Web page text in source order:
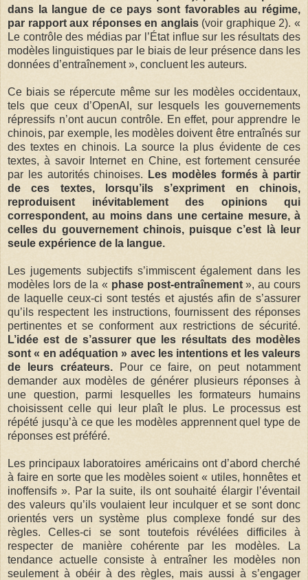
dans la langue de ce pays sont favorables au régime,
par rapport aux réponses en anglais(voir graphique 2). «
Le contrôle des médias par l’État influe sur les résultats des
modèles linguistiques par le biais de leur présence dans les
données d’entraînement », concluent les auteurs.
Ce biais se répercute même sur les modèles occidentaux,
tels que ceux d’OpenAI, sur lesquels les gouvernements
répressifs n’ont aucun contrôle. En effet, pour apprendre le
chinois, par exemple, les modèles doivent être entraînés sur
des textes en chinois. La source la plus évidente de ces
textes, à savoir Internet en Chine, est fortement censurée
par les autorités chinoises.
Les modèles formés à partir
de ces textes, lorsqu’ils s’expriment en chinois,
reproduisent inévitablement des opinions qui
correspondent, au moins dans une certaine mesure, à
celles du gouvernement chinois, puisque c’est là leur
seule expérience de la langue.
Les jugements subjectifs s’immiscent également dans les
modèles lors de la « phase post-entraînement», au cours
de laquelle ceux-ci sont testés et ajustés afin de s’assurer
qu’ils respectent les instructions, fournissent des réponses
pertinentes et se conforment aux restrictions de sécurité.
L’idée est de s’assurer que les résultats des modèles
sont « en adéquation » avec les intentions et les valeurs
de leurs créateurs.
Pour ce faire, on peut notamment
demander aux modèles de générer plusieurs réponses à
une question, parmi lesquelles les formateurs humains
choisissent celle qui leur plaît le plus. Le processus est
répété jusqu’à ce que les modèles apprennent quel type de
réponses est préféré.
Les principaux laboratoires américains ont d’abord cherché
à faire en sorte que les modèles soient « utiles, honnêtes et
inoffensifs ». Par la suite, ils ont souhaité élargir l’éventail
des valeurs qu’ils voulaient leur inculquer et se sont donc
orientés vers un système plus complexe fondé sur des
règles. Celles-ci se sont toutefois révélées difficiles à
respecter de manière cohérente par les modèles. La
tendance actuelle consiste à entraîner les modèles non
seulement à obéir à des règles, mais aussi à s’engager